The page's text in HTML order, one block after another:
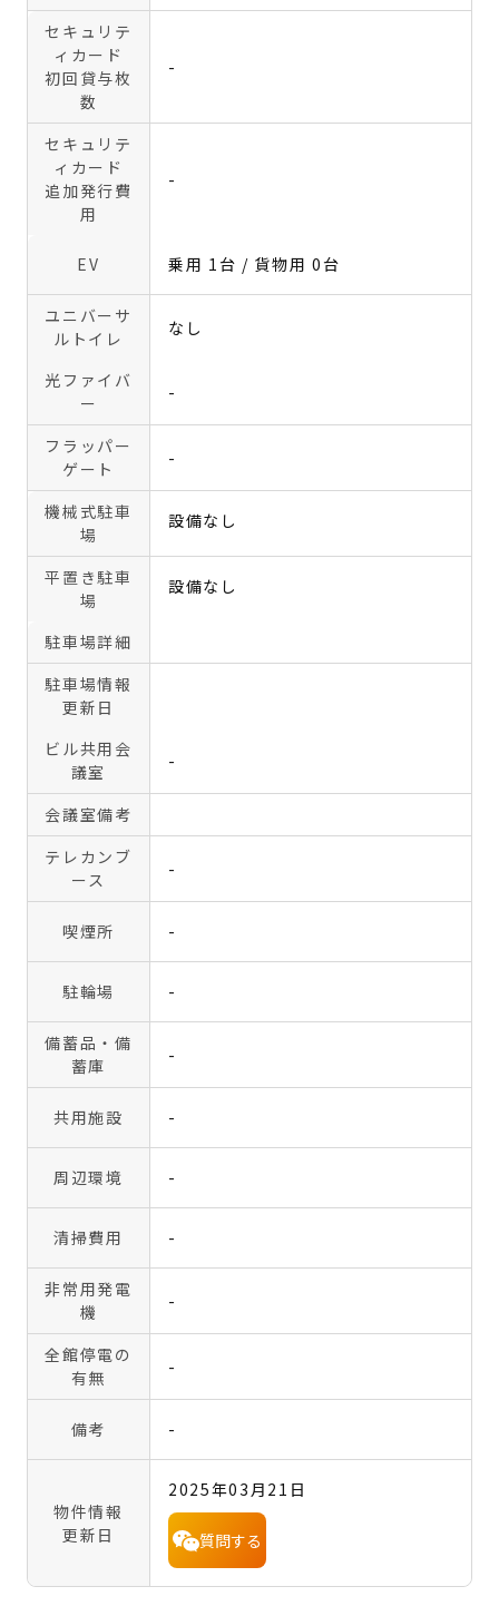
セキュリテ
ィカード
初回貸与枚
数
-
セキュリテ
ィカード
追加発行費
用
-
EV 乗用 1台 / 貨物用 0台
ユニバーサ
ルトイレ
なし
光ファイバ
ー
-
フラッパー
ゲート
-
機械式駐車
場
設備なし
平置き駐車
場
設備なし
駐車場詳細
駐車場情報
更新日
ビル共用会
議室
-
会議室備考
テレカンブ
ース
-
喫煙所 -
駐輪場 -
備蓄品・備
蓄庫
-
共用施設 -
周辺環境 -
清掃費用 -
非常用発電
機
-
全館停電の
有無
-
備考 -
物件情報
更新日
2025年03月21日
質問する